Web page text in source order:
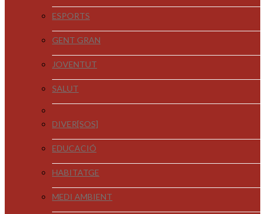
ESPORTS
GENT GRAN
JOVENTUT
SALUT
DIVER[SOS]
EDUCACIÓ
HABITATGE
MEDI AMBIENT